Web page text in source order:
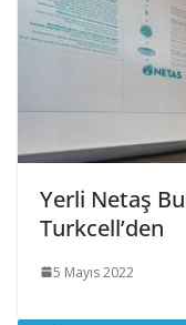
Yerli Netaş
Turkcell’den
5 Mayıs 2022